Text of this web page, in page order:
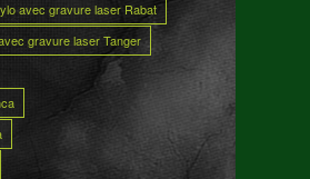
avec gravure laser Rabat
gravure laser Tanger